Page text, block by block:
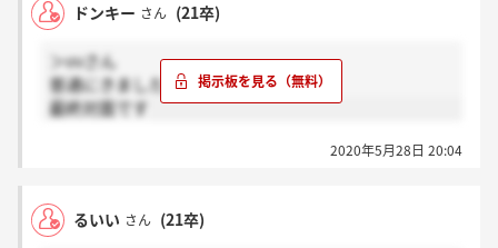
ドンキー さん (21卒)
＞vvさん
普通にきましたよ！
最終対面です
2020年5月28日 20:04
るいい さん (21卒)